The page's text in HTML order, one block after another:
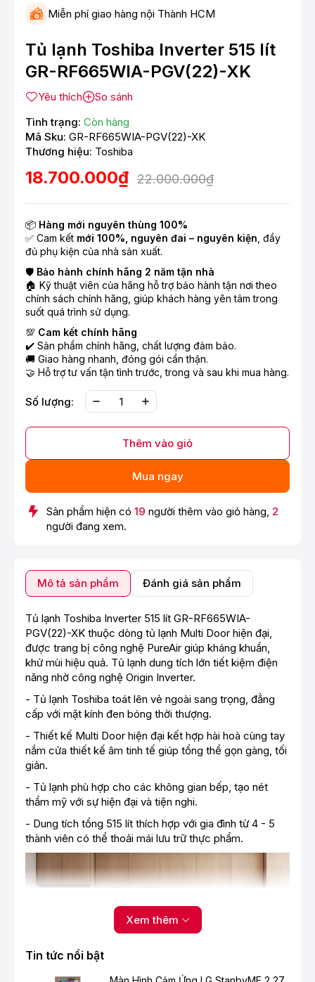
Miễn phí giao hàng nội Thành HCM
Tủ lạnh Toshiba Inverter 515 lít
GR-RF665WIA-PGV(22)-XK
Yêu thích
So sánh
Tình trạng: Còn hàng
Mã Sku: GR-RF665WIA-PGV(22)-XK
Thương hiệu: Toshiba
18.700.000₫ 22.000.000₫
📦 Hàng mới nguyên thùng 100%
✅ Cam kết mới 100%, nguyên đai – nguyên kiện, đầy
đủ phụ kiện của nhà sản xuất.
🛡️ Bảo hành chính hãng 2 năm tận nhà
🏠 Kỹ thuật viên của hãng hỗ trợ bảo hành tận nơi theo
chính sách chính hãng, giúp khách hàng yên tâm trong
suốt quá trình sử dụng.
💯 Cam kết chính hãng
✔️ Sản phẩm chính hãng, chất lượng đảm bảo.
🚚 Giao hàng nhanh, đóng gói cẩn thận.
🤝 Hỗ trợ tư vấn tận tình trước, trong và sau khi mua hàng.
Số lượng:
Thêm vào giỏ
Mua ngay
Sản phẩm hiện có 19 người thêm vào giỏ hàng, 2
người đang xem.
Mô tả sản phẩm Đánh giá sản phẩm
Tủ lạnh Toshiba Inverter 515 lít GR-RF665WIA-
PGV(22)-XK thuộc dòng tủ lạnh Multi Door hiện đại,
được trang bị công nghệ PureAir giúp kháng khuẩn,
khử mùi hiệu quả. Tủ lạnh dung tích lớn tiết kiệm điện
năng nhờ công nghệ Origin Inverter.
- Tủ lạnh Toshiba toát lên vẻ ngoài sang trọng, đẳng
cấp với mặt kính đen bóng thời thượng.
- Thiết kế Multi Door hiện đại kết hợp hài hoà cùng tay
nắm cửa thiết kế âm tinh tế giúp tổng thể gọn gàng, tối
giản.
- Tủ lạnh phù hợp cho các không gian bếp, tạo nét
thẩm mỹ với sự hiện đại và tiện nghi.
- Dung tích tổng 515 lít thích hợp với gia đình từ 4 - 5
thành viên có thể thoải mái lưu trữ thực phẩm.
Xem thêm
Tin tức nổi bật